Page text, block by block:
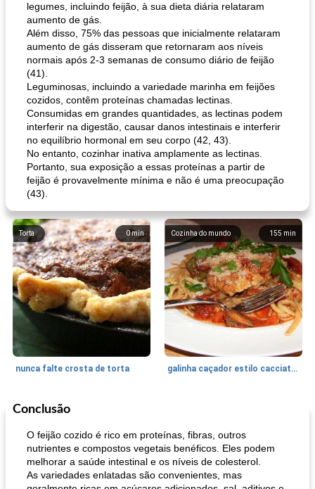
legumes, incluindo feijão, à sua dieta diária relataram
aumento de gás.
Além disso, 75% das pessoas que inicialmente relataram
aumento de gás disseram que retornaram aos níveis
normais após 2-3 semanas de consumo diário de feijão
(41).
Leguminosas, incluindo a variedade marinha em feijões
cozidos, contêm proteínas chamadas lectinas.
Consumidas em grandes quantidades, as lectinas podem
interferir na digestão, causar danos intestinais e interferir
no equilíbrio hormonal em seu corpo (42, 43).
No entanto, cozinhar inativa amplamente as lectinas.
Portanto, sua exposição a essas proteínas a partir de
feijão é provavelmente mínima e não é uma preocupação
(43).
0min
Torta
nunca falte crosta de torta
155 min
Cozinha do mundo
galinha caçador estilo cacciatore
Feriados e Eventos
Conclusão
O feijão cozido é rico em proteínas, fibras, outros
nutrientes e compostos vegetais benéficos. Eles podem
melhorar a saúde intestinal e os níveis de colesterol.
As variedades enlatadas são convenientes, mas